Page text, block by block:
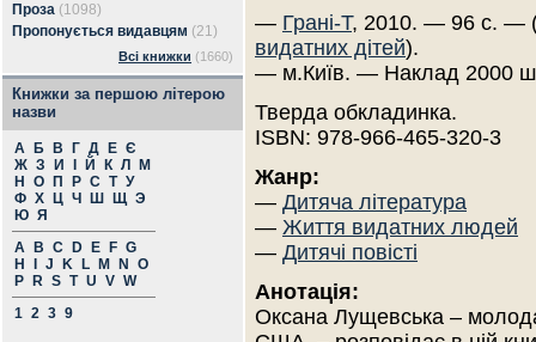
Проза (1098)
Пропонується видавцям (21)
Всі книжки (1660)
Книжки за першою літерою
назви
А Б В Г Д Е Є
Ж З И Й К Л
М
Н
О П Р С Т У
Ф Х Ц Ч Ш Щ Э
Ю Я
A
B C D E F G
H
J K L M N
O
P
R S T U V W
1 2 3 9
— Грані-Т, 2010. — 96 с. —
видатних дітей).
— м.Київ. — Наклад 2000
Тверда обкладинка.
ISBN: 978-966-465-320-3
Жанр:
— Дитяча література
— Життя видатних людей
— Дитячі повісті
Анотація:
Оксана Лущевська –